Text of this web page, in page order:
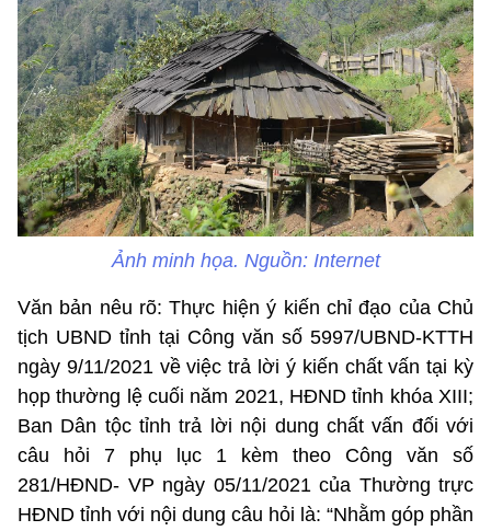
Ảnh minh họa. Nguồn: Internet
Văn bản nêu rõ: Thực hiện ý kiến chỉ đạo của Chủ
tịch UBND tỉnh tại Công văn số 5997/UBND-KTTH
ngày 9/11/2021 về việc trả lời ý kiến chất vấn tại kỳ
họp thường lệ cuối năm 2021, HĐND tỉnh khóa XIII;
Ban Dân tộc tỉnh trả lời nội dung chất vấn đối với
câu hỏi 7 phụ lục 1 kèm theo Công văn số
281/HĐND- VP ngày 05/11/2021 của Thường trực
HĐND tỉnh với nội dung câu hỏi là: “Nhằm góp phần